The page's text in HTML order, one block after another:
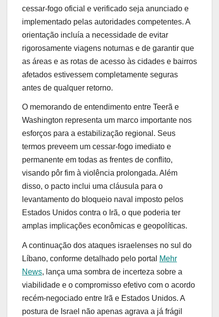
cessar-fogo oficial e verificado seja anunciado e
implementado pelas autoridades competentes. A
orientação incluía a necessidade de evitar
rigorosamente viagens noturnas e de garantir que
as áreas e as rotas de acesso às cidades e bairros
afetados estivessem completamente seguras
antes de qualquer retorno.
O memorando de entendimento entre Teerã e
Washington representa um marco importante nos
esforços para a estabilização regional. Seus
termos preveem um cessar-fogo imediato e
permanente em todas as frentes de conflito,
visando pôr fim à violência prolongada. Além
disso, o pacto inclui uma cláusula para o
levantamento do bloqueio naval imposto pelos
Estados Unidos contra o Irã, o que poderia ter
amplas implicações econômicas e geopolíticas.
A continuação dos ataques israelenses no sul do
Líbano, conforme detalhado pelo portal
Mehr
News, lança uma sombra de incerteza sobre a
viabilidade e o compromisso efetivo com o acordo
recém-negociado entre Irã e Estados Unidos. A
postura de Israel não apenas agrava a já frágil